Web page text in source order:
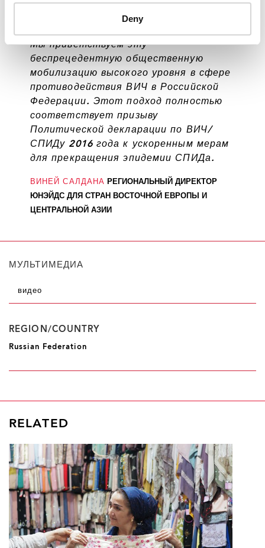
Deny
Мы приветствуем эту
беспрецедентную общественную
мобилизацию высокого уровня в сфере
противодействия ВИЧ в Российской
Федерации. Этот подход полностью
соответствует призыву
Политической декларации по ВИЧ/
СПИДу 2016 года к ускоренным мерам
для прекращения эпидемии СПИДа.
ВИНЕЙ САЛДАНА РЕГИОНАЛЬНЫЙ ДИРЕКТОР
ЮНЭЙДС ДЛЯ СТРАН ВОСТОЧНОЙ ЕВРОПЫ И
ЦЕНТРАЛЬНОЙ АЗИИ
МУЛЬТИМЕДИА
видео
REGION/COUNTRY
Russian Federation
RELATED